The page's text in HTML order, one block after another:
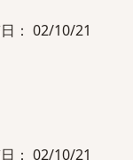
： 02/10/21
： 02/10/21